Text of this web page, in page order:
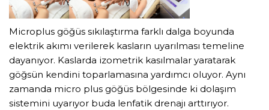
Microplus göğüs sıkılaştırma farklı dalga boyunda
elektrik akımı verilerek kasların uyarılması temeline
dayanıyor. Kaslarda izometrik kasılmalar yaratarak
göğsün kendini toparlamasına yardımcı oluyor. Aynı
zamanda micro plus göğüs bölgesinde ki dolaşım
sistemini uyarıyor buda lenfatik drenajı arttırıyor.